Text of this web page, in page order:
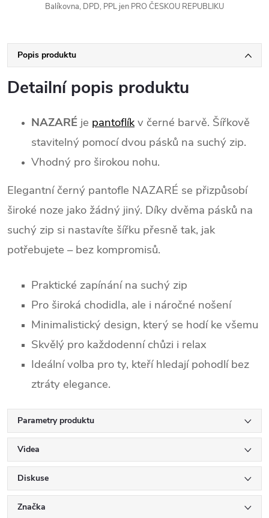
Balíkovna, DPD, PPL jen PRO ČESKOU REPUBLIKU
Popis produktu
Detailní popis produktu
NAZARÉ je pantoflíkv černé barvě. Šířkově
stavitelný pomocí dvou pásků na suchý zip.
Vhodný pro širokou nohu.
Elegantní černý pantofle NAZARÉ se přizpůsobí
široké noze jako žádný jiný. Díky dvěma pásků na
suchý zip si nastavíte šířku přesně tak, jak
potřebujete – bez kompromisů.
Praktické zapínání na suchý zip
Pro široká chodidla, ale i náročné nošení
Minimalistický design, který se hodí ke všemu
Skvělý pro každodenní chůzi i relax
Ideální volba pro ty, kteří hledají pohodlí bez
ztráty elegance.
Parametry produktu
Videa
Diskuse
Značka